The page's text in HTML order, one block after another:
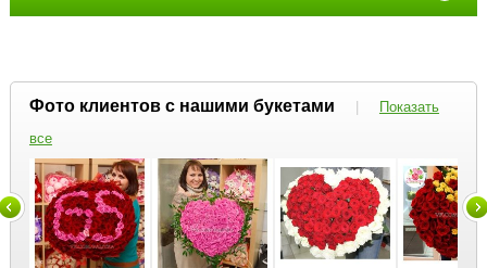
Фото клиентов с нашими букетами |
Показать
все